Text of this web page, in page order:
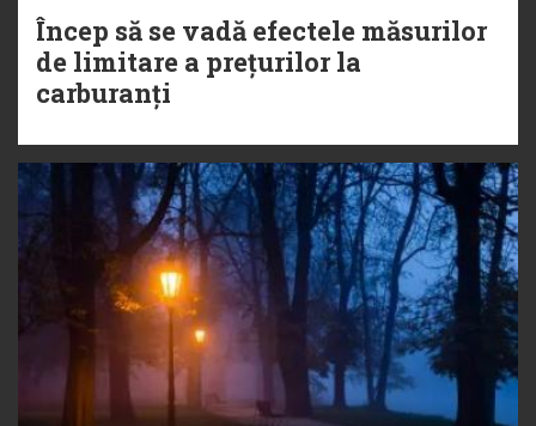
Încep să se vadă efectele măsurilor
de limitare a prețurilor la
carburanți